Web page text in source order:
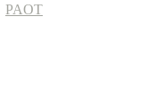
PAOT